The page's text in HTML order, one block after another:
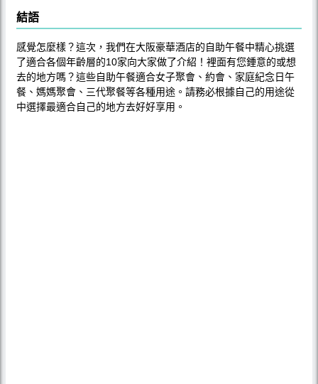
結語
感覺怎麼樣？這次，我們在大阪豪華酒店的自助午餐中精心挑選
了適合各個年齡層的10家向大家做了介紹！裡面有您鍾意的或想
去的地方嗎？這些自助午餐適合女子聚會、約會、家庭紀念日午
餐、媽媽聚會、三代聚餐等各種用途。請務必根據自己的用途從
中選擇最適合自己的地方去好好享用。